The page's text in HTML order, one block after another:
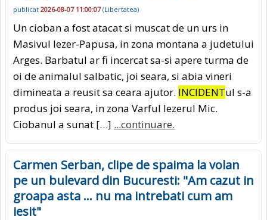
publicat 2026-08-07 11:00:07(Libertatea)
Un cioban a fost atacat si muscat de un urs in
Masivul Iezer-Papusa, in zona montana a judetului
Arges. Barbatul ar fi incercat sa-si apere turma de
oi de animalul salbatic, joi seara, si abia vineri
dimineata a reusit sa ceara ajutor. INCIDENTul s-a
produs joi seara, in zona Varful Iezerul Mic.
Ciobanul a sunat […] ...continuare.
Carmen Serban, clipe de spaima la volan
pe un bulevard din Bucuresti: "Am cazut in
groapa asta ... nu ma intrebati cum am
iesit"